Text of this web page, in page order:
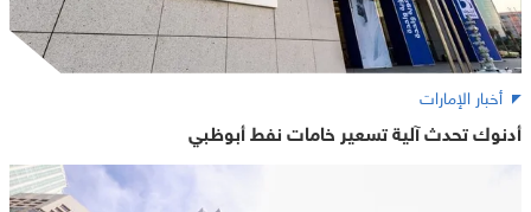
أخبار الإمارات
أدنوك تحدث آلية تسعير خامات نفط أبوظبي